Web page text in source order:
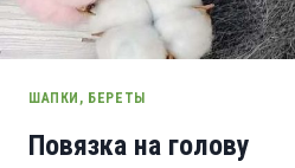
ШАПКИ, БЕРЕТЫ
Повязка на голову